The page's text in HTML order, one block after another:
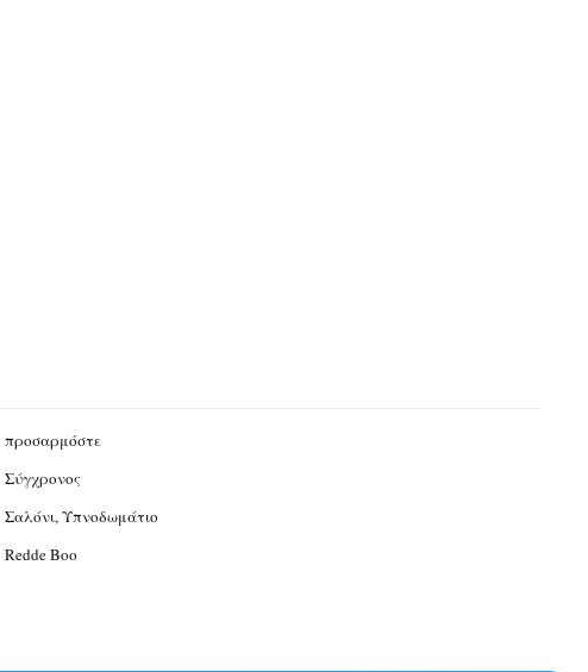
προσαρμόστε
Σύγχρονος
Σαλόνι, Υπνοδωμάτιο
Redde Boo